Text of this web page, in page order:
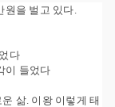
을 벌고 있다.
다
이 들었다
삶. 이왕 이렇게 태